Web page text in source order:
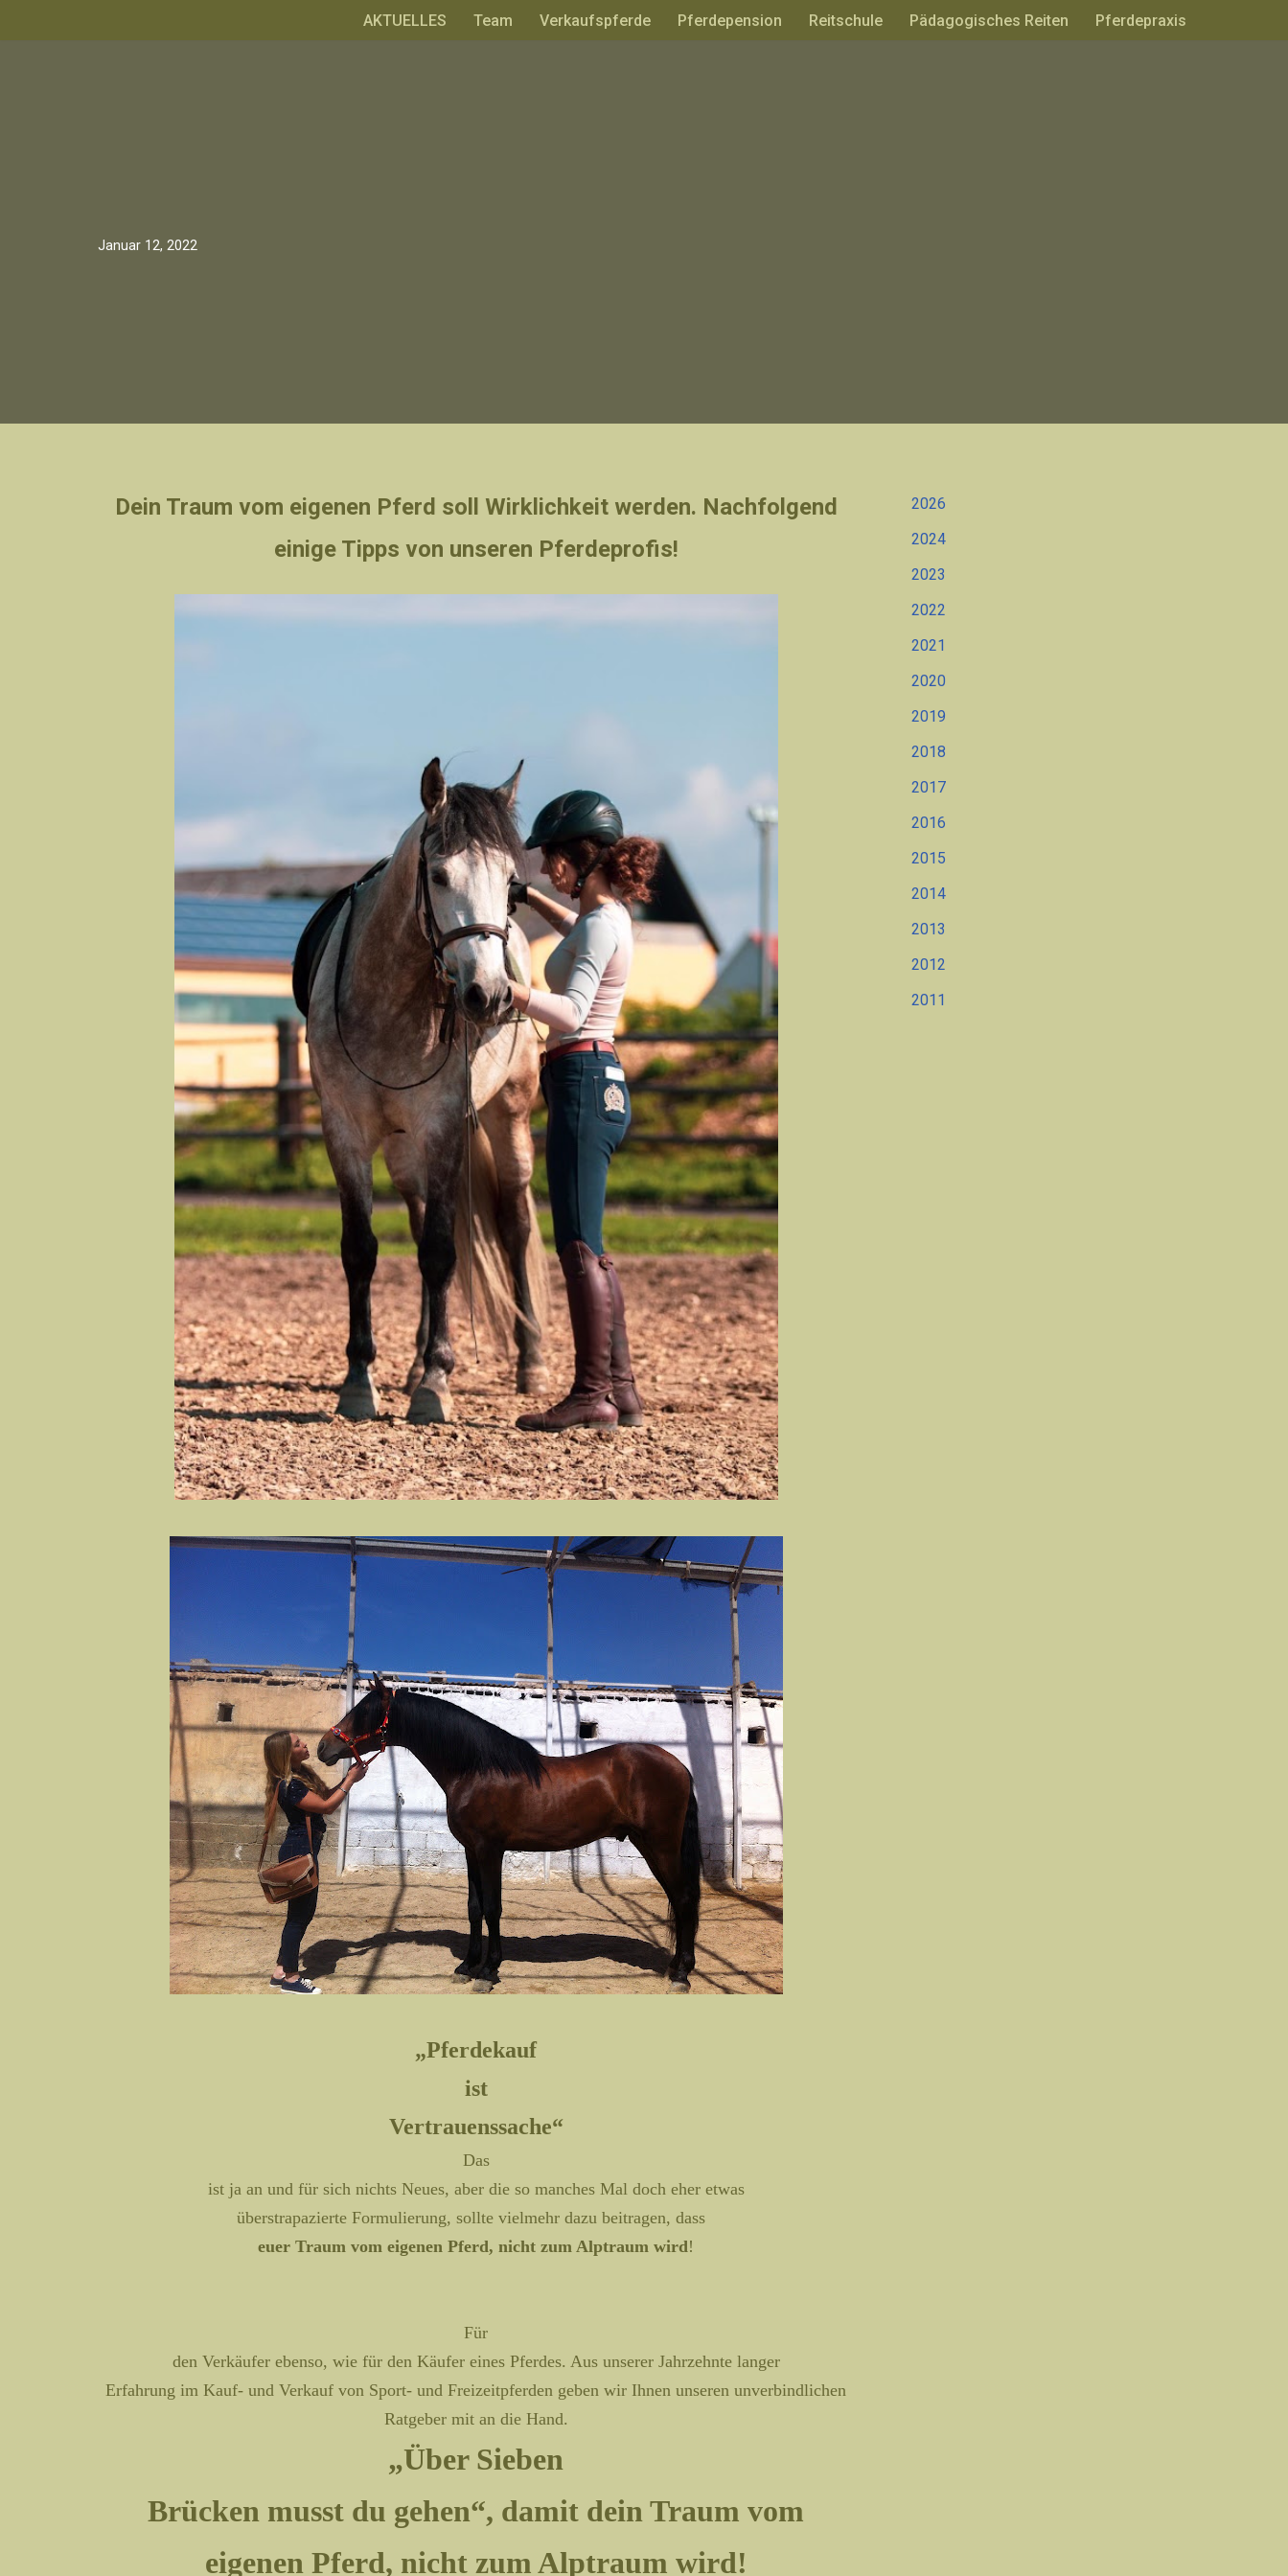
AKTUELLES Team Verkaufspferde Pferdepension Reitschule Pädagogisches Reiten Pferdepraxis
Januar 12, 2022
Dein Traum vom eigenen Pferd soll Wirklichkeit werden. Nachfolgend
einige Tipps von unseren Pferdeprofis!
„Pferdekauf
ist
Vertrauenssache“
Das
ist ja an und für sich nichts Neues, aber die so manches Mal doch eher etwas
überstrapazierte Formulierung, sollte vielmehr dazu beitragen, dass
euer Traum vom eigenen Pferd, nicht zum Alptraum wird!
Für
den Verkäufer ebenso, wie für den Käufer eines Pferdes. Aus unserer Jahrzehnte langer
Erfahrung im Kauf- und Verkauf von Sport- und Freizeitpferden geben wir Ihnen unseren unverbindlichen
Ratgeber mit an die Hand.
„Über Sieben
Brücken musst du gehen“, damit dein Traum vom
eigenen Pferd, nicht zum Alptraum wird!
2026
2024
2023
2022
2021
2020
2019
2018
2017
2016
2015
2014
2013
2012
2011